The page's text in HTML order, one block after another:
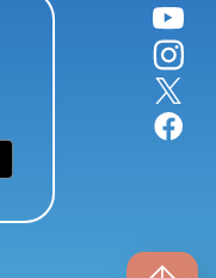
YouTube
instagram
X
facebook